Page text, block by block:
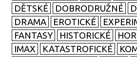
DĚTSKÉ
DOBRODRUŽNÉ
DRAMA
EROTICKÉ
FANTASY
HISTORICKÉ
IMAX
KATASTROFICKÉ